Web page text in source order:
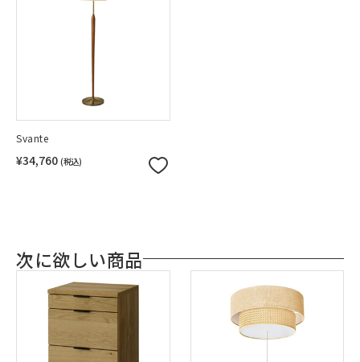
Svante
¥34,760 (税込)
次に欲しい商品